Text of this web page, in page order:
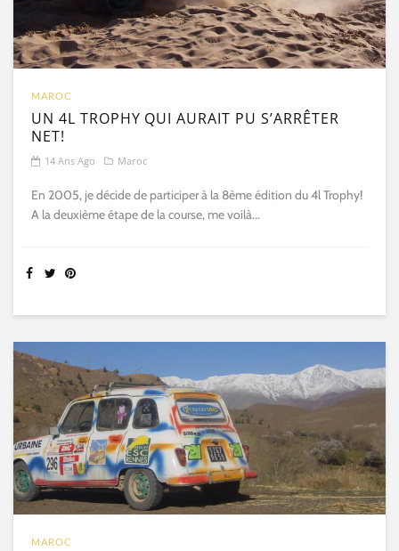
MAROC
UN 4L TROPHY QUI AURAIT PU S’ARRÊTER
NET!
14 Ans Ago Maroc
En 2005, je décide de participer à la 8ème édition du 4l Trophy!
A la deuxième étape de la course, me voilà...
MAROC